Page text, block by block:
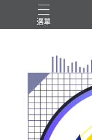
選單